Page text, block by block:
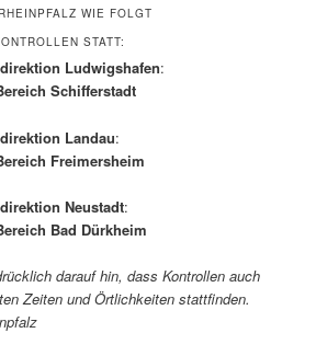
WIE FOLGT
STATT:
Ludwigshafen:
Schifferstadt
Landau:
Freimersheim
Neustadt:
Bad Dürkheim
darauf hin, dass Kontrollen auch
Zeiten und Örtlichkeiten stattfinden.